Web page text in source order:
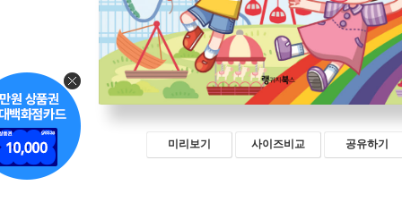
미리보기 사이즈비교 공유하기